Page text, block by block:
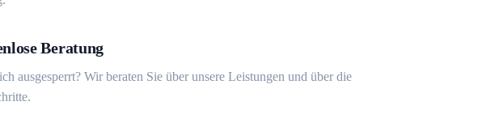
Beratung
ausgesperrt? Wir beraten Sie über unsere Leistungen und über die